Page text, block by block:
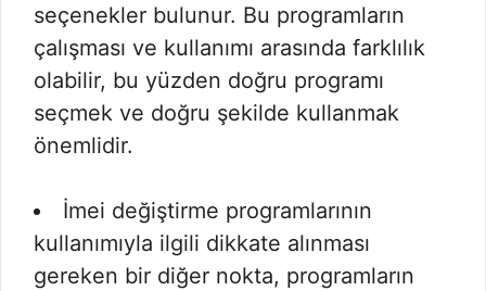
seçenekler bulunur. Bu programların
çalışması ve kullanımı arasında farklılık
olabilir, bu yüzden doğru programı
seçmek ve doğru şekilde kullanmak
önemlidir.
İmei değiştirme programlarının
kullanımıyla ilgili dikkate alınması
gereken bir diğer nokta, programların